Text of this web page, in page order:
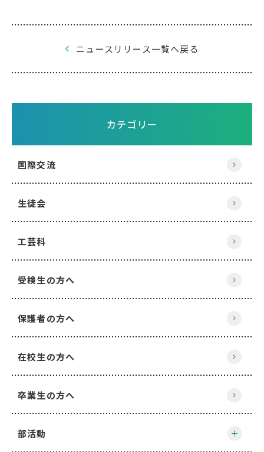
ニュースリリース一覧へ戻る
カテゴリー
国際交流
生徒会
工芸科
受検生の方へ
保護者の方へ
在校生の方へ
卒業生の方へ
部活動